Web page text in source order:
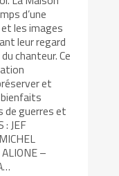
d’une
les images
leur regard
chanteur. Ce
et
bienfaits
de guerres et
: JEF
–